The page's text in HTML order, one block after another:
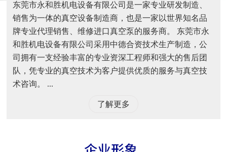
东莞市永和胜机电设备有限公司是一家专业研发制造、
销售为一体的真空设备制造商，也是一家以世界知名品
牌专业代理销售、维修进口真空泵的服务商。 东莞市永
和胜机电设备有限公司采用中德合资技术生产制造，公
司拥有一支经验丰富的专业资深工程师和强大的售后团
队，凭专业的真空技术为客户提供优质的服务与真空技
术咨询。 ...
了解更多